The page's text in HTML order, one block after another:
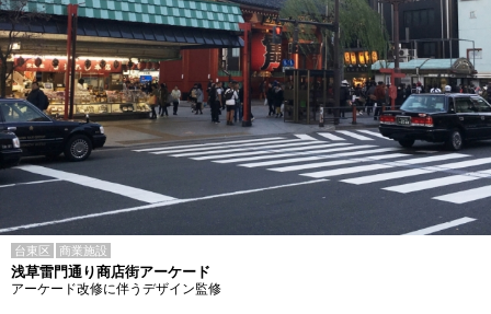
台東区 商業施設
浅草雷門通り商店街アーケード
アーケード改修に伴うデザイン監修